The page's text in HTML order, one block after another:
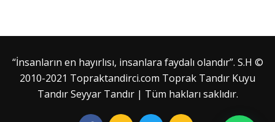
“İnsanların en hayırlısı, insanlara faydalı olandır”. S.H ©
2010-2021 Topraktandirci.com Toprak Tandır Kuyu
Tandır Seyyar Tandır | Tüm hakları saklıdır.